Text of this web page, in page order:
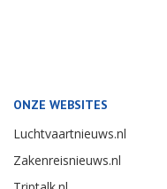
ONZE WEBSITES
Luchtvaartnieuws.nl
Zakenreisnieuws.nl